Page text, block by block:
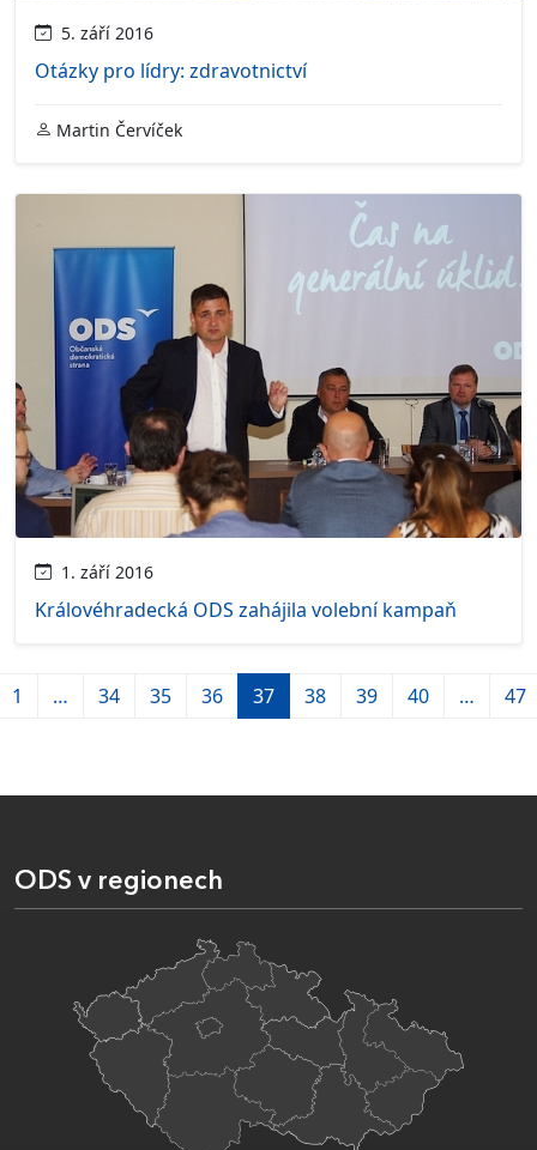
5. září 2016
Otázky pro lídry: zdravotnictví
Martin Červíček
1. září 2016
Královéhradecká ODS zahájila volební kampaň
1 … 34 35 36 37 38 39 40 … 47
ODS v regionech